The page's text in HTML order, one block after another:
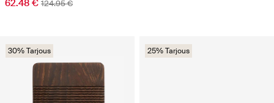
62.48 € 124.95 €
30% Tarjous 25% Tarjous